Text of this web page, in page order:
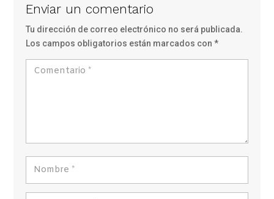
Enviar un comentario
Tu dirección de correo electrónico no será publicada.
Los campos obligatorios están marcados con*